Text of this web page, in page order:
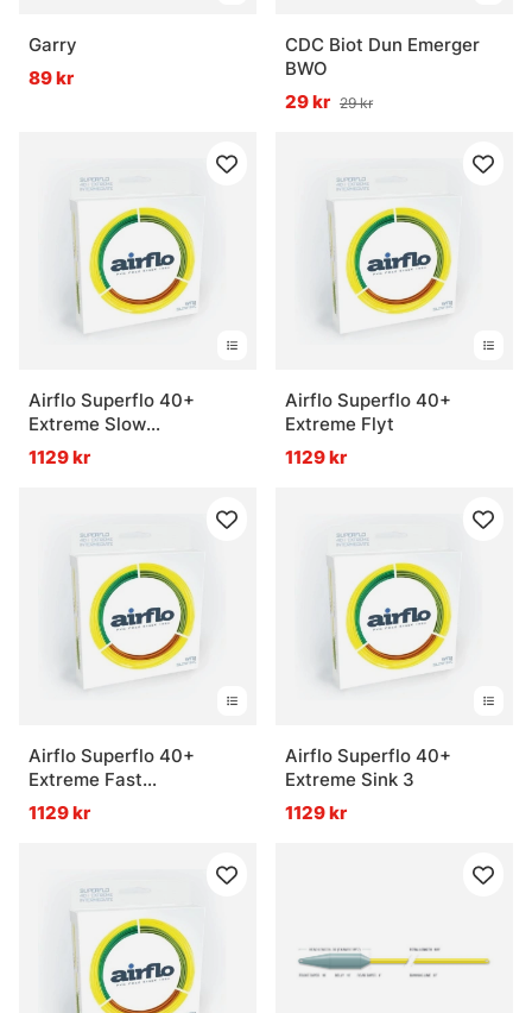
Garry
89 kr
CDC Biot Dun Emerger
BWO
29 kr 29 kr
Airflo Superflo 40+
Extreme Slow
Intermediate
1129 kr
Airflo Superflo 40+
Extreme Flyt
1129 kr
Airflo Superflo 40+
Extreme Fast
Intermediate
1129 kr
Airflo Superflo 40+
Extreme Sink 3
1129 kr